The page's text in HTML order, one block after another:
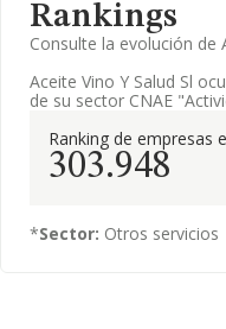
Rankings
Consulte la evolución de
Aceite Vino Y Salud Sl
de su sector CNAE
Ranking de empresas
303.948
*Sector: Otros servicios